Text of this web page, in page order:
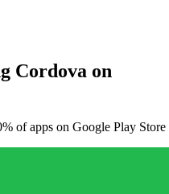
Cordova on
of apps on Google Play Store